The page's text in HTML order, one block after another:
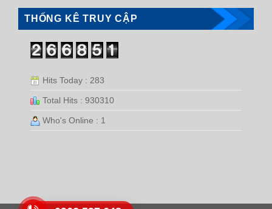
THỐNG KÊ TRUY CẬP
Hits Today : 283
Total Hits : 930310
Who's Online : 1